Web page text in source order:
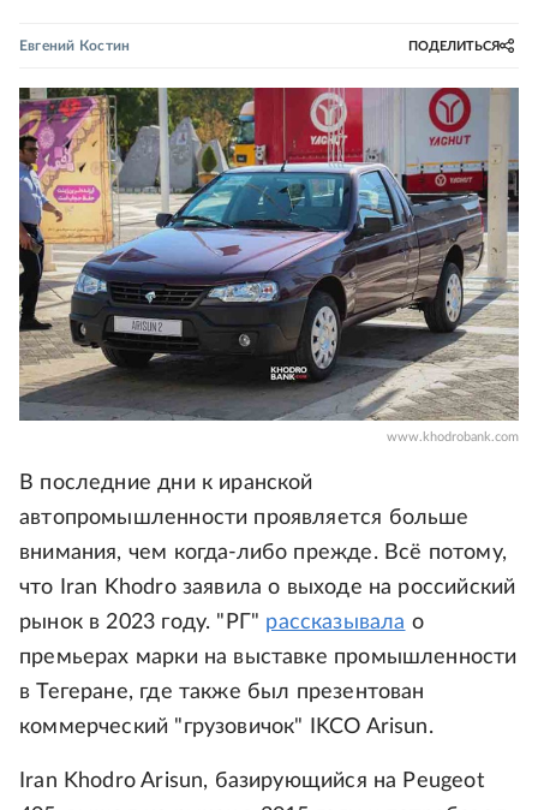
Евгений Костин ПОДЕЛИТЬСЯ
www.khodrobank.com
В последние дни к иранской
автопромышленности проявляется больше
внимания, чем когда-либо прежде. Всё потому,
что Iran Khodro заявила о выходе на российский
рынок в 2023 году. "РГ" рассказывала о
премьерах марки на выставке промышленности
в Тегеране, где также был презентован
коммерческий "грузовичок" IKCO Arisun.
Iran Khodro Arisun, базирующийся на Peugeot